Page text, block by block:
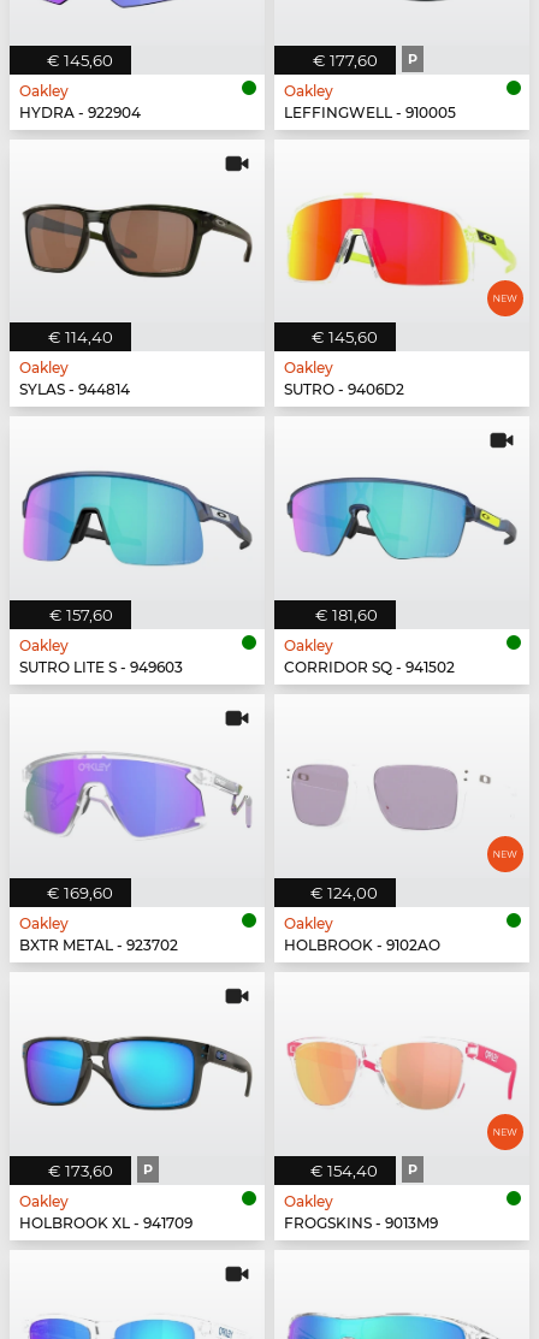
€ 145,60
Oakley
HYDRA - 922904
€ 177,60 P
Oakley
LEFFINGWELL - 910005
€ 114,40
Oakley
SYLAS - 944814
€ 145,60
Oakley
SUTRO - 9406D2
€ 157,60
Oakley
SUTRO LITE S - 949603
€ 181,60
Oakley
CORRIDOR SQ - 941502
€ 169,60
Oakley
BXTR METAL - 923702
€ 124,00
Oakley
HOLBROOK - 9102AO
€ 173,60 P
Oakley
HOLBROOK XL - 941709
€ 154,40 P
Oakley
FROGSKINS - 9013M9